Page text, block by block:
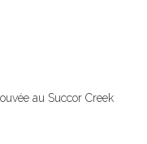
au Succor Creek